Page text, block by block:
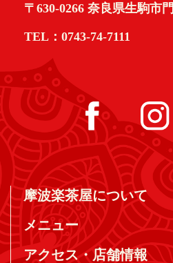
〒630-0266 奈良県生駒市
TEL：0743-74-7111
摩波楽茶屋について
メニュー
アクセス・店舗情報